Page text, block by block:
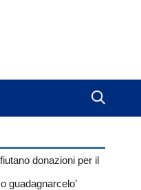
donazioni per il
guadagnarcelo’